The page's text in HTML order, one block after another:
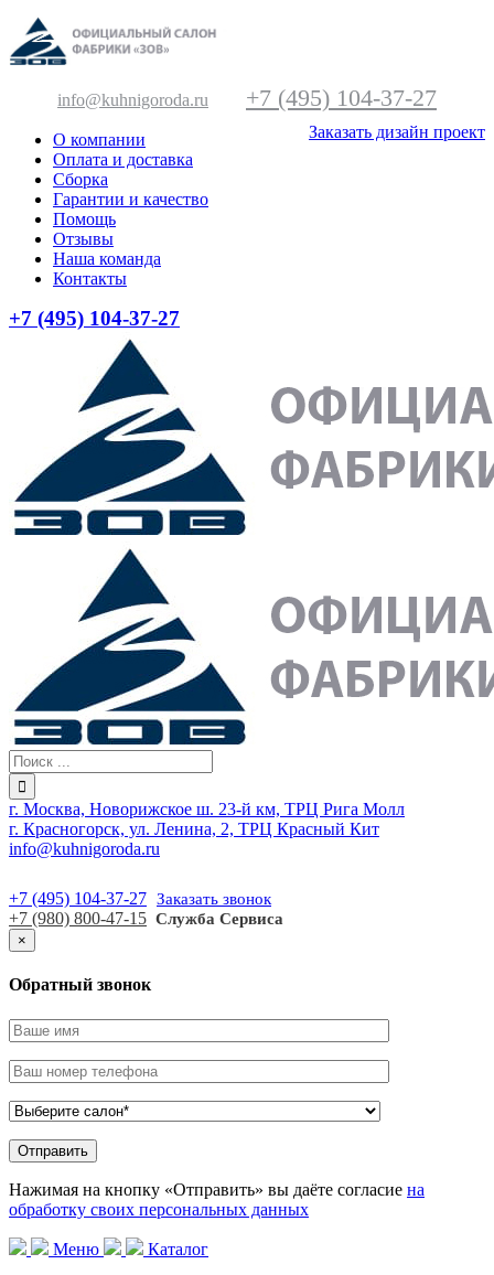
info@kuhnigoroda.ru +7 (495) 104-37-27
Заказать дизайн проект
О компании
Оплата и доставка
Сборка
Гарантии и качество
Помощь
Отзывы
Наша команда
Контакты
+7 (495) 104-37-27
г. Москва, Новорижское ш. 23-й км, ТРЦ Рига Молл
г. Красногорск, ул. Ленина, 2, ТРЦ Красный Кит
info@kuhnigoroda.ru
+7 (495) 104-37-27 Заказать звонок
+7 (980) 800-47-15 Служба Сервиса
×
Обратный звонок
Нажимая на кнопку «Отправить» вы даёте согласие на
обработку своих персональных данных
Меню
Каталог